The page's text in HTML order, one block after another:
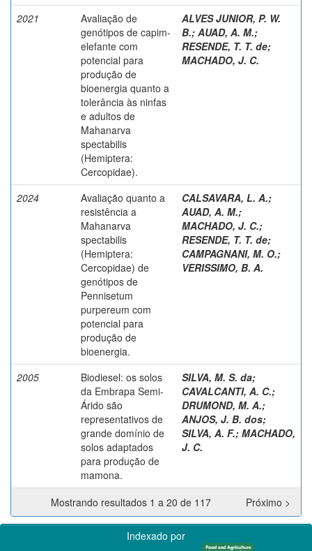
2021
Avaliação de
genótipos de capim-
elefante com
potencial para
produção de
bioenergia quanto a
tolerância às ninfas
e adultos de
Mahanarva
spectabilis
(Hemiptera:
Cercopidae).
ALVES JUNIOR, P. W.
B.; AUAD, A. M.;
RESENDE, T. T. de;
MACHADO, J. C.
2024
Avaliação quanto a
resistência a
Mahanarva
spectabilis
(Hemiptera:
Cercopidae) de
genótipos de
Pennisetum
purpereum com
potencial para
produção de
bioenergia.
CALSAVARA, L. A.;
AUAD, A. M.;
MACHADO, J. C.;
RESENDE, T. T. de;
CAMPAGNANI, M. O.;
VERISSIMO, B. A.
2005
Biodiesel: os solos
da Embrapa Semi-
Árido são
representativos de
grande domínio de
solos adaptados
para produção de
mamona.
SILVA, M. S. da;
CAVALCANTI, A. C.;
DRUMOND, M. A.;
ANJOS, J. B. dos;
SILVA, A. F.; MACHADO,
J. C.
Mostrando resultados 1 a 20 de 117 Próximo >
Indexado por